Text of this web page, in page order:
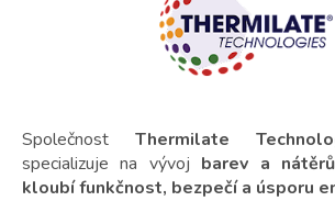
Společnost Thermilate
specializuje na vývoj barev a
kloubí funkčnost, bezpečí a úsporu
u
k
t